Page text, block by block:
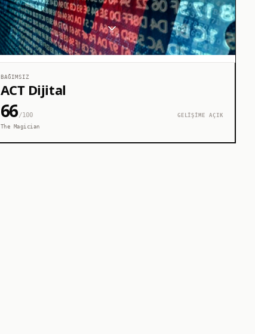
BAĞIMSIZ
ACT Dijital
66/100
GELİŞİME AÇIK
The Magician